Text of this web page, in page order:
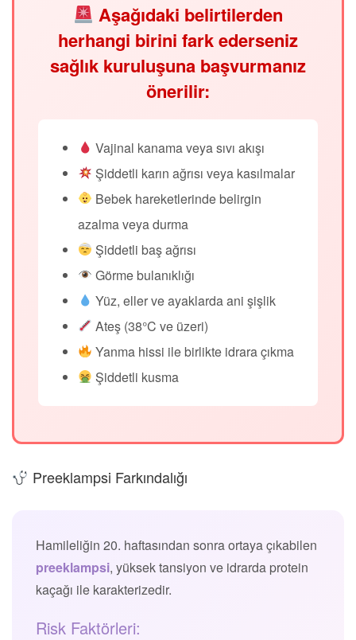
Aşağıdaki belirtilerden
herhangi birini fark ederseniz
sağlık kuruluşuna başvurmanız
önerilir:
Vajinal kanama veya sıvı akışı
Şiddetli karın ağrısı veya kasılmalar
Bebek hareketlerinde belirgin
azalma veya durma
Şiddetli baş ağrısı
Görme bulanıklığı
Yüz, eller ve ayaklarda ani şişlik
Ateş (38°C ve üzeri)
Yanma hissi ile birlikte idrara çıkma
Şiddetli kusma
Preeklampsi Farkındalığı
Hamileliğin 20. haftasından sonra ortaya çıkabilen
preeklampsi, yüksek tansiyon ve idrarda protein
kaçağı ile karakterizedir.
Risk Faktörleri: